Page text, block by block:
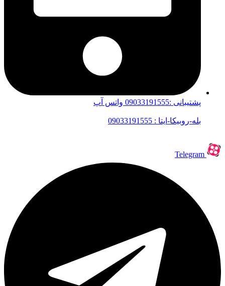
پشتیبانی :09033191555 واتس آپ
بله-روبیکا-ایتا : 09033191555
Telegram